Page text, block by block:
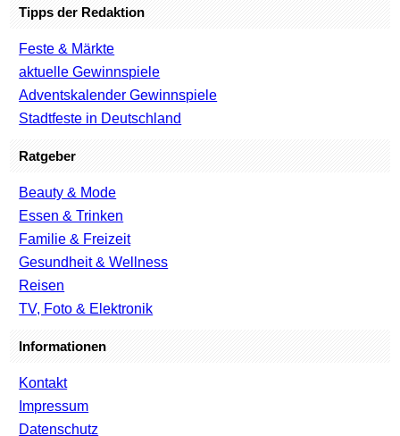
Tipps der Redaktion
Feste & Märkte
aktuelle Gewinnspiele
Adventskalender Gewinnspiele
Stadtfeste in Deutschland
Ratgeber
Beauty & Mode
Essen & Trinken
Familie & Freizeit
Gesundheit & Wellness
Reisen
TV, Foto & Elektronik
Informationen
Kontakt
Impressum
Datenschutz